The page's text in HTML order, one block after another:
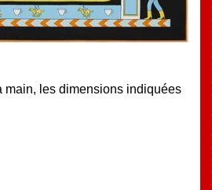
main, les dimensions indiquées